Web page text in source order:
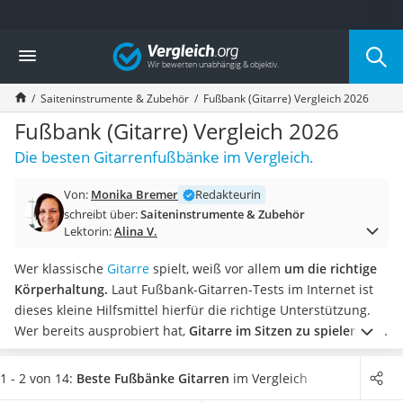
Die beliebtesten Vergleiche nach Kategorie
Freizeit & Sport
Gartentrampolin
Trampolin
Metalldetektor
Eufab-Fahrradträger
Trampolin 366 cm
Aluminium-Koffer
Futterboot
E-Bike-Dreirad
Trekkingschuhe Herren
Reisetasche mit Rollen
Klimmzugstation
Koffer
Nachtsichtgerät
Vergleich
Saiteninstrumente & Zubehör Fußbank (Gitarre) Vergleich 2026
Fußbank (Gitarre) Vergleich 2026
Die besten Gitarrenfußbänke im Vergleich.
Von: Monika Bremer
Redakteurin
schreibt über:Saiteninstrumente & Zubehör
Lektorin:Alina V.
Wer klassische Gitarre spielt, weiß vor allem um die richtige
Körperhaltung. Laut Fußbank-Gitarren-Tests im Internet ist
dieses kleine Hilfsmittel hierfür die richtige Unterstützung.
Wer bereits ausprobiert hat, Gitarre im Sitzen zu spielen und
dabei die Beine übereinander zu schlagen, der weiß, dass
diese Spielpositionnur für kurze Spielzeiten geeignet
1 - 2 von 14: Beste Fußbänke Gitarren im Vergleich